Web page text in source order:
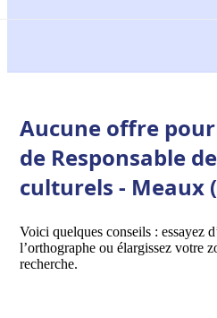
Aucune offre
de Responsable
culturels - Meaux
Voici quelques conseils : essayez
l’orthographe ou élargissez votre
recherche.